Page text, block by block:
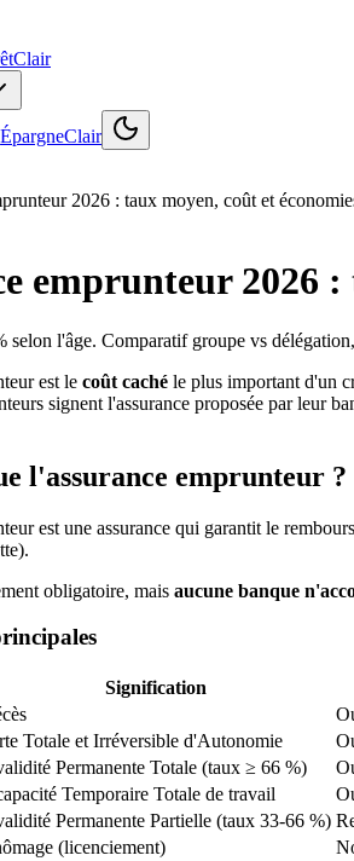
Clair
ÉpargneClair
2026 : taux moyen, coût et
emprunteur 2026
selon l'âge. Comparatif groupe vs
est le coût caché le plus important d'un
signent l'assurance proposée par leur
l'assurance emprunteur ?
est une assurance qui garantit le
obligatoire, mais aucune banque
Signification
Totale et Irréversible d'Autonomie
Permanente Totale (taux ≥ 66 %)
Temporaire Totale de travail
Permanente Partielle (taux 33-66 %)
(licenciement)